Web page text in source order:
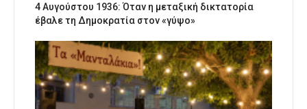
4 Αυγούστου 1936: Όταν η μεταξική δικτατορία
έβαλε τη Δημοκρατία στον «γύψο»